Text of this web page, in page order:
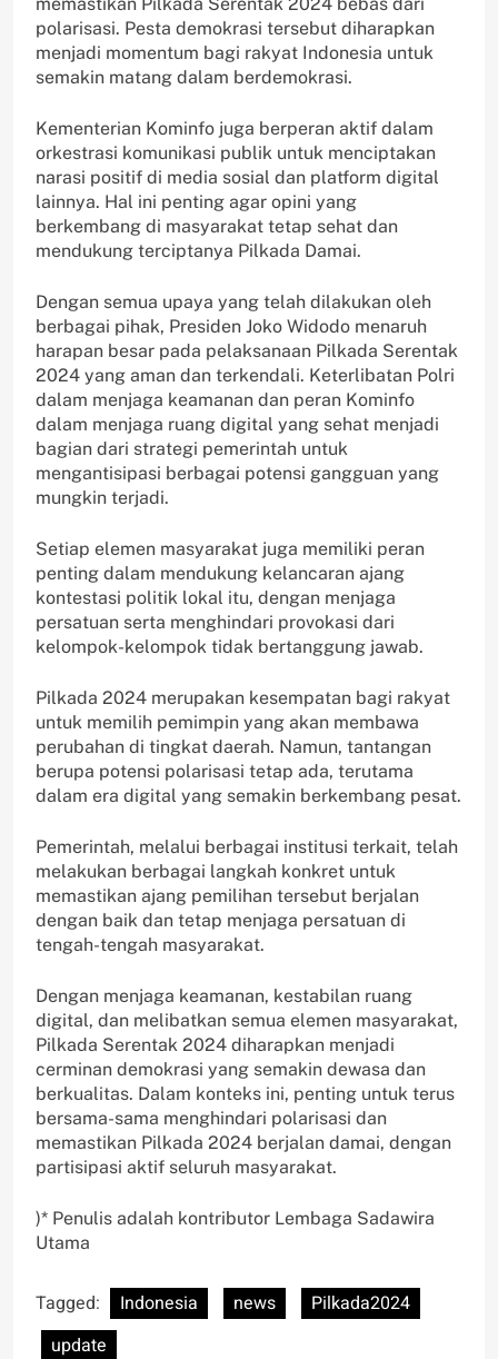
polarisasi. Pesta demokrasi tersebut diharapkan
menjadi momentum bagi rakyat Indonesia untuk
semakin matang dalam berdemokrasi.
Kementerian Kominfo juga berperan aktif dalam
orkestrasi komunikasi publik untuk menciptakan
narasi positif di media sosial dan platform digital
lainnya. Hal ini penting agar opini yang
berkembang di masyarakat tetap sehat dan
mendukung terciptanya Pilkada Damai.
Dengan semua upaya yang telah dilakukan oleh
berbagai pihak, Presiden Joko Widodo menaruh
harapan besar pada pelaksanaan Pilkada Serentak
2024 yang aman dan terkendali. Keterlibatan Polri
dalam menjaga keamanan dan peran Kominfo
dalam menjaga ruang digital yang sehat menjadi
bagian dari strategi pemerintah untuk
mengantisipasi berbagai potensi gangguan yang
mungkin terjadi.
Setiap elemen masyarakat juga memiliki peran
penting dalam mendukung kelancaran ajang
kontestasi politik lokal itu, dengan menjaga
persatuan serta menghindari provokasi dari
kelompok-kelompok tidak bertanggung jawab.
Pilkada 2024 merupakan kesempatan bagi rakyat
untuk memilih pemimpin yang akan membawa
perubahan di tingkat daerah. Namun, tantangan
berupa potensi polarisasi tetap ada, terutama
dalam era digital yang semakin berkembang pesat.
Pemerintah, melalui berbagai institusi terkait, telah
melakukan berbagai langkah konkret untuk
memastikan ajang pemilihan tersebut berjalan
dengan baik dan tetap menjaga persatuan di
tengah-tengah masyarakat.
Dengan menjaga keamanan, kestabilan ruang
digital, dan melibatkan semua elemen masyarakat,
Pilkada Serentak 2024 diharapkan menjadi
cerminan demokrasi yang semakin dewasa dan
berkualitas. Dalam konteks ini, penting untuk terus
bersama-sama menghindari polarisasi dan
memastikan Pilkada 2024 berjalan damai, dengan
partisipasi aktif seluruh masyarakat.
)* Penulis adalah kontributor Lembaga Sadawira
Utama
Tagged: Indonesia news
Pilkada2024
update